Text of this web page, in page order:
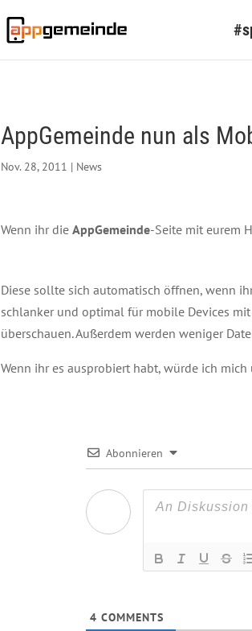
AppGemeinde nun als
Nov. 28, 2011 | News
Wenn ihr die AppGemeinde-Seite mit eurem
Diese sollte sich automatisch öffnen, wenn
schlanker und optimal für mobile Devices
überschauen. Außerdem werden weniger
Wenn ihr es ausprobiert habt, würde ich
Abonnieren
4 COMMENTS